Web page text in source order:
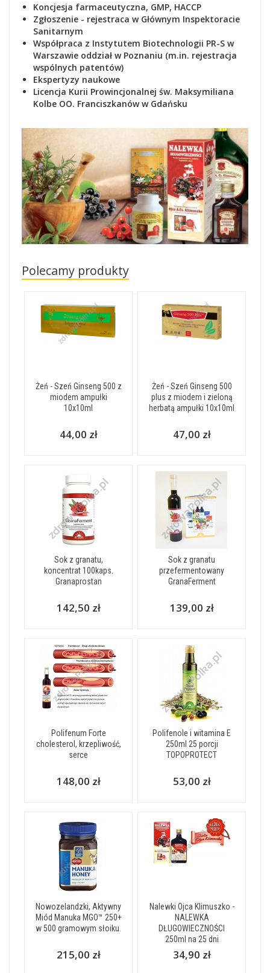
Koncjesja farmaceutyczna, GMP, HACCP
Zgłoszenie - rejestraca w Głównym Inspektoracie
Sanitarnym
Współpraca z Instytutem Biotechnologii PR-S w
Warszawie oddział w Poznaniu (m.in. rejestracja
wspólnych patentów)
Ekspertyzy naukowe
Licencja Kurii Prowincjonalnej św. Maksymiliana
Kolbe OO. Franciszkanów w Gdańsku
Polecamy produkty
Żeń - Szeń Ginseng 500 z
miodem ampułki
10x10ml
44,00 zł
Żeń - Szeń Ginseng 500
plus z miodem i zieloną
herbatą ampułki 10x10ml
47,00 zł
Sok z granatu,
koncentrat 100kaps.
Granaprostan
142,50 zł
Sok z granatu
przefermentowany
GranaFerment
139,00 zł
Polifenum Forte
cholesterol, krzepliwość,
serce
148,00 zł
Polifenole i witamina E
250ml 25 porcji
TOPOPROTECT
53,00 zł
Nowozelandzki, Aktywny
Miód Manuka MGO™ 250+
w 500 gramowym słoiku.
215,00 zł
Nalewki Ojca Klimuszko -
NALEWKA
DŁUGOWIECZNOŚCI
250ml na 25 dni
34,90 zł